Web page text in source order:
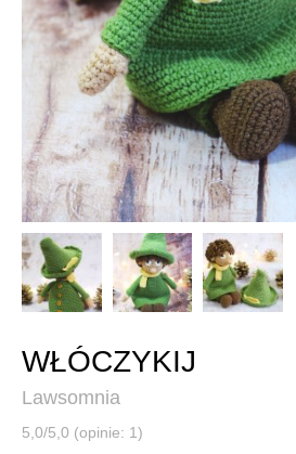
WŁÓCZYKIJ
Lawsomnia
5,0/5,0 (opinie: 1)